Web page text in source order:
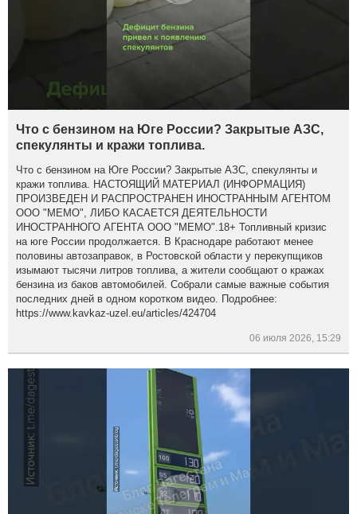
Что с бензином на Юге России? Закрытые АЗС,
спекулянты и кражи топлива.
Что с бензином на Юге России? Закрытые АЗС, спекулянты и
кражи топлива. НАСТОЯЩИЙ МАТЕРИАЛ (ИНФОРМАЦИЯ)
ПРОИЗВЕДЕН И РАСПРОСТРАНЕН ИНОСТРАННЫМ АГЕНТОМ
ООО "МЕМО", ЛИБО КАСАЕТСЯ ДЕЯТЕЛЬНОСТИ
ИНОСТРАННОГО АГЕНТА ООО "МЕМО".18+ Топливный кризис
на юге России продолжается. В Краснодаре работают менее
половины автозаправок, в Ростовской области у перекупщиков
изымают тысячи литров топлива, а жители сообщают о кражах
бензина из баков автомобилей. Собрали самые важные события
последних дней в одном коротком видео. Подробнее:
https://www.kavkaz-uzel.eu/articles/424704
06 июля 2026, 15:29